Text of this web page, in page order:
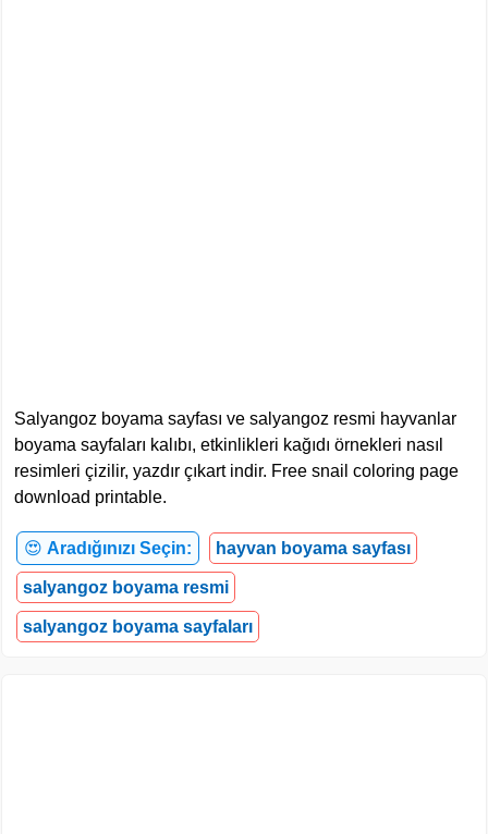
Salyangoz boyama sayfası ve salyangoz resmi hayvanlar
boyama sayfaları kalıbı, etkinlikleri kağıdı örnekleri nasıl
resimleri çizilir, yazdır çıkart indir. Free snail coloring page
download printable.
😍 Aradığınızı Seçin: hayvan boyama sayfası
salyangoz boyama resmi
salyangoz boyama sayfaları